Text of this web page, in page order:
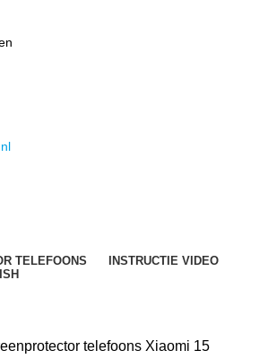
TELEFOONS
INSTRUCTIE VIDEO
telefoons Xiaomi 15